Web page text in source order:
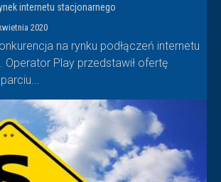
internetu stacjonarnego
2020
na rynku podłączeń internetu
Operator Play przedstawił ofertę